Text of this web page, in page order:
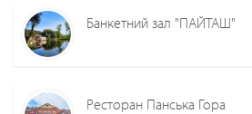
Банкетний зал "ПАЙТАШ"
Ресторан Панська Гора